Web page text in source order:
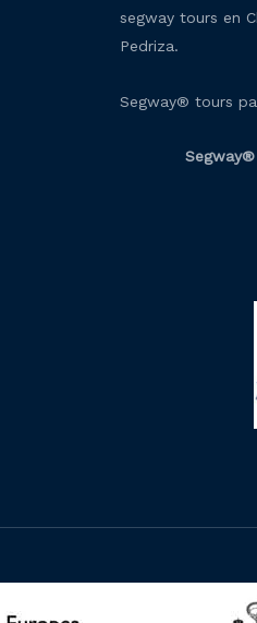
segway tours en
Pedriza.
Segway® tours